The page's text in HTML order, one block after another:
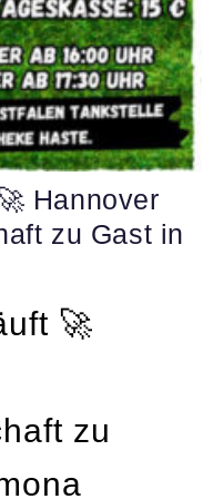
Hannover
zu Gast in
🚀
zu